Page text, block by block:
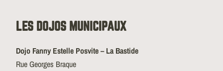
LES DOJOS MUNICIPAUX
Dojo Fanny Estelle Posvite – La Bastide
Rue Georges Braque